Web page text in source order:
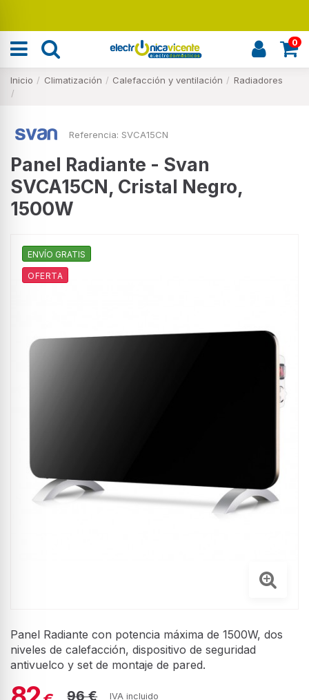
0
Inicio Climatización Calefacción y ventilación Radiadores
Referencia: SVCA15CN
Panel Radiante - Svan
SVCA15CN, Cristal Negro,
1500W
ENVÍO GRATIS
OFERTA
Panel Radiante con potencia máxima de 1500W, dos
niveles de calefacción, dispositivo de seguridad
antivuelco y set de montaje de pared.
96 € IVA incluido